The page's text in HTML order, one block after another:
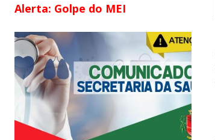
Alerta: Golpe do MEI